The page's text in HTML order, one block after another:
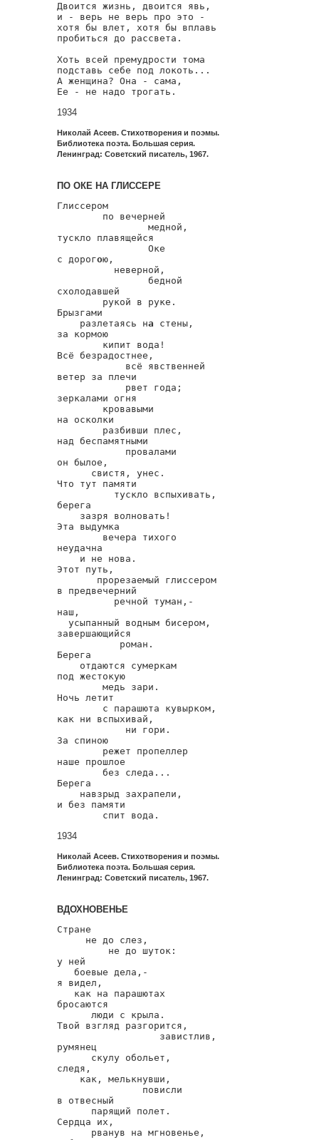
Двоится жизнь, двоится явь,
и - верь не верь про это -
хотя бы влет, хотя бы вплавь
пробиться до рассвета.
Хоть всей премудрости тома
подставь себе под локоть...
А женщина? Она - сама,
Ее - не надо трогать.
1934
Николай Асеев. Стихотворения и поэмы.
Библиотека поэта. Большая серия.
Ленинград: Советский писатель, 1967.
ПО ОКЕ НА ГЛИССЕРЕ
Глиссером
        по вечерней
                медной,
тускло плавящейся
                Оке
с дорогою,
          неверной,
                бедной
схолодавшей
        рукой в руке.
Брызгами
    разлетаясь н
а стены,
за кормою
        кипит вода!
Всё безрадостнее,
            всё явственней
ветер за плечи
            рвет года;
зеркалами огня
        кровавыми
на осколки
        разбивши плес,
над беспамятными
            провалами
он былое,
      свистя, унес.
Что тут памяти
          тускло вспыхивать,
берега
    зазря волновать!
Эта выдумка
        вечера тихого
неудачна
    и не нова.
Этот путь,
       прорезаемый глиссером
в предвечерний
          речной туман,-
наш,
  усыпанный водным бисером,
завершающийся
           роман.
Берега
    отдаются сумеркам
под жестокую
        медь зари.
Ночь летит
        с парашюта кувырком,
как ни вспыхивай,
            ни гори.
За спиною
        режет пропеллер
наше прошлое
        без следа...
Берега
    навзрыд захрапели,
и без памяти
        спит вода.
1934
Николай Асеев. Стихотворения и поэмы.
Библиотека поэта. Большая серия.
Ленинград: Советский писатель, 1967.
ВДОХНОВЕНЬЕ
Стране
     не до слез,
         не до шуток:
у ней
   боевые дела,-
я видел,
   как на парашютах
бросаются
      люди с крыла.
Твой взгляд разгорится,
                  завистлив,
румянец
      скулу обольет,
следя,
    как, мелькнувши,
               повисли
в отвесный
      парящий полет.
Сердца их,
      рванув на мгновенье,